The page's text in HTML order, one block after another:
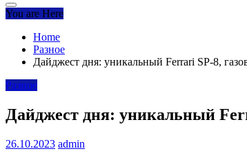
You are Here
Home
Разное
Дайджест дня: уникальный Ferrari SP-8,
Разное
Дайджест дня: уникальный
26.10.2023 admin